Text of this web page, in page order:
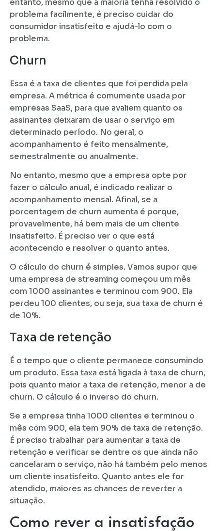
entanto, mesmo que a maioria tenha resolvido o
problema facilmente, é preciso cuidar do
consumidor insatisfeito e ajudá-lo com o
problema.
Churn
Essa é a taxa de clientes que foi perdida pela
empresa. A métrica é comumente usada por
empresas SaaS, para que avaliem quanto os
assinantes deixaram de usar o serviço em
determinado período. No geral, o
acompanhamento é feito mensalmente,
semestralmente ou anualmente.
No entanto, mesmo que a empresa opte por
fazer o cálculo anual, é indicado realizar o
acompanhamento mensal. Afinal, se a
porcentagem de churn aumenta é porque,
provavelmente, há bem mais de um cliente
insatisfeito. É preciso ver o que está
acontecendo e resolver o quanto antes.
O cálculo do churn é simples. Vamos supor que
uma empresa de streaming começou um mês
com 1000 assinantes e terminou com 900. Ela
perdeu 100 clientes, ou seja, sua taxa de churn é
de 10%.
Taxa de retenção
É o tempo que o cliente permanece consumindo
um produto. Essa taxa está ligada à taxa de churn,
pois quanto maior a taxa de retenção, menor a de
churn. O cálculo é o inverso do churn.
Se a empresa tinha 1000 clientes e terminou o
mês com 900, ela tem 90% de taxa de retenção.
É preciso trabalhar para aumentar a taxa de
retenção e verificar se dentre os que ainda não
cancelaram o serviço, não há também pelo menos
um cliente insatisfeito. Quanto antes ele for
atendido, maiores as chances de reverter a
situação.
Como rever a insatisfação